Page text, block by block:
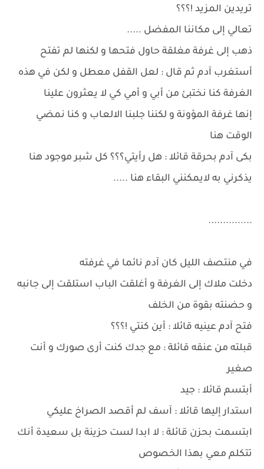
تريدين المزيد !؟؟؟
تعالي إلى مكاننا المفضل .....
ذهب إلى غرفة مغلقة حاول فتحها و لكنها لم تفتح
أستغرب آدم ثم قال : لعل القفل معطل و لكن في هذه
الغرفة كنا نختبئ من أبي و أمي كي لا يعثرون علينا
إنها غرفة المؤونة و لكننا جلبنا الالعاب و كنا نمضي
الوقت هنا
بكى آدم بحرقة قائلا : هل رأيتي؟؟؟ كل شبر موجود هنا
يذكرني به لايمكنني البقاء هنا .....
...............
في منتصف الليل كان آدم نائما في غرفته
دخلت ملاك إلى الغرفة و أغلقت الباب استلقت إلى جانبه
و حضنته بقوة من الخلف
فتح آدم عينيه قائلا : أين كنتي !؟؟؟
قبلته من عنقه قائلة : مع جدك كنت أرى صورك و أنت
صغير
أبتسم قائلا : جيد
استدار إليها قائلا : آسف لم أقصد الصراخ عليكي
ابتسمت بحزن قائلة : لا ابدا لست حزينة بل سعيدة أنك
تتكلم معي بهذا الخصوص